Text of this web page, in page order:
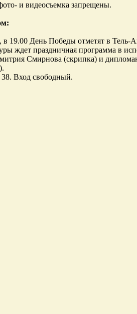
и видеосъемка запрещены.
в 19.00 День Победы отметят в Тель-
ждет праздничная программа в
Смирнова (скрипка) и
Вход свободный.